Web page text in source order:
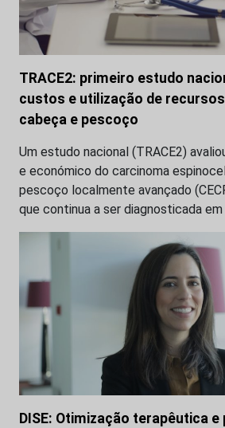
TRACE2: primeiro estudo
custos e utilização de
cabeça e pescoço
Um estudo nacional (TRACE2)
e económico do carcinoma
pescoço localmente avançado
que continua a ser diagnosticada
DISE: Otimização terapêutica e